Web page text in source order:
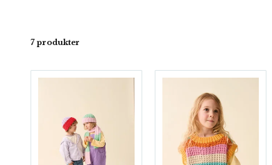
7 produkter